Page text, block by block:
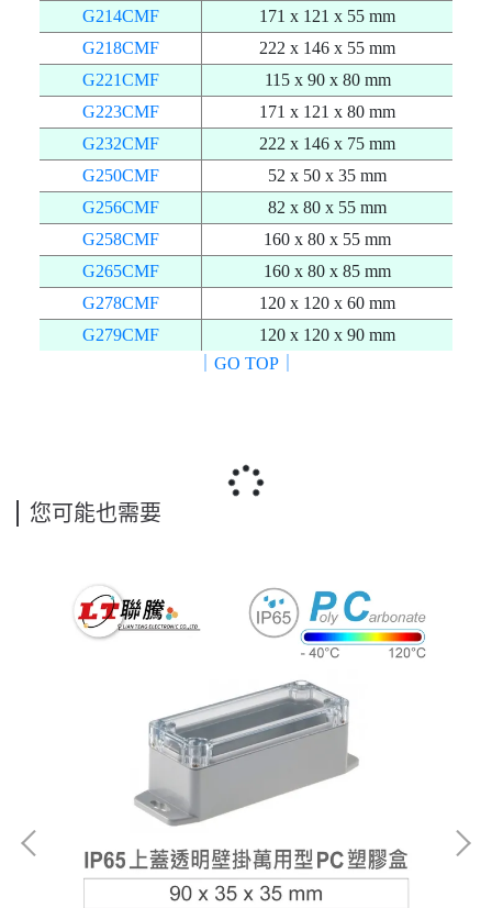
G214CMF
171 x 121 x 55 mm
G218CMF
222 x 146 x 55 mm
G221CMF
115 x 90 x 80 mm
G223CMF
171 x 121 x 80 mm
G232CMF
222 x 146 x 75 mm
G250CMF
52 x 50 x 35 mm
G256CMF
82 x 80 x 55 mm
G258CMF
160 x 80 x 55 mm
G265CMF
160 x 80 x 85 mm
G278CMF
120 x 120 x 60 mm
G279CMF
120 x 120 x 90 mm
｜GO TOP｜
您可能也需要